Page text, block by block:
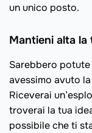
un unico posto.
Mantieni alta la
Sarebbero
avessimo avuto
Riceverai
troverai la tua
possibile che ti